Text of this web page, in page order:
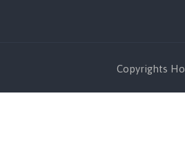
Copyrights